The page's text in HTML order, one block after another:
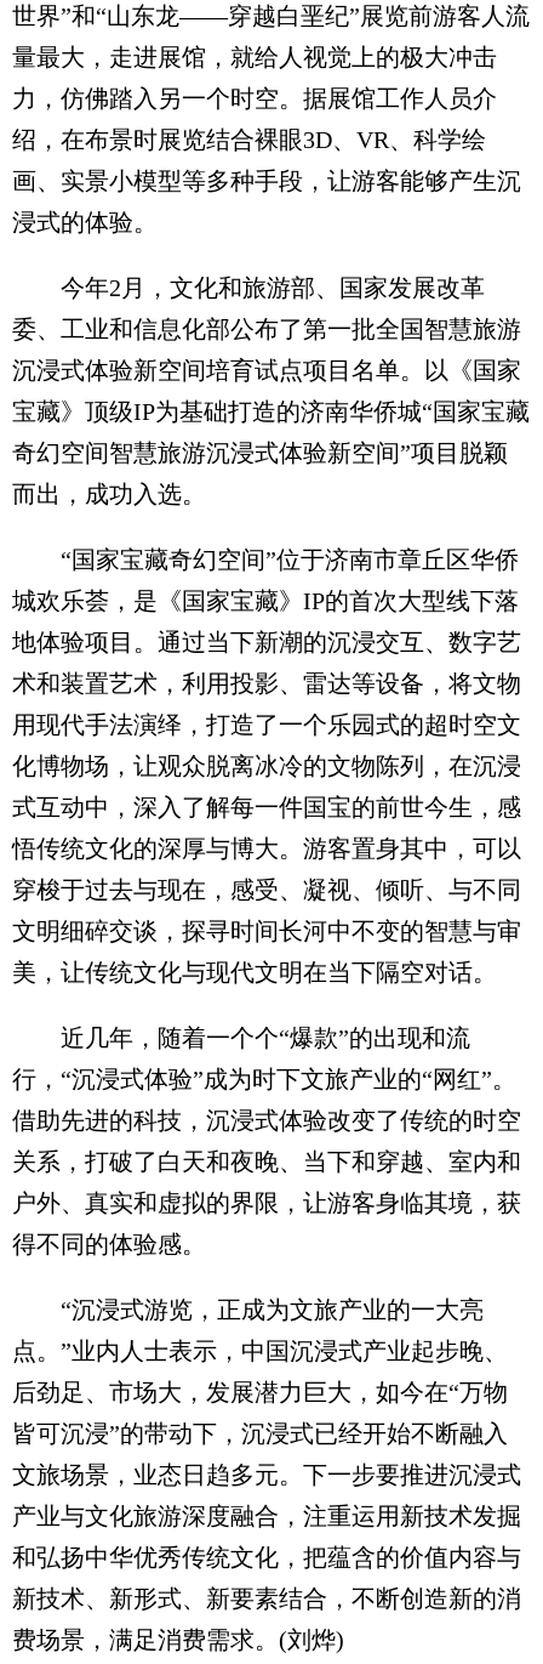
世界”和“山东龙——穿越白垩纪”展览前游客人流
量最大，走进展馆，就给人视觉上的极大冲击
力，仿佛踏入另一个时空。据展馆工作人员介
绍，在布景时展览结合裸眼3D、VR、科学绘
画、实景小模型等多种手段，让游客能够产生沉
浸式的体验。
今年2月，文化和旅游部、国家发展改革
委、工业和信息化部公布了第一批全国智慧旅游
沉浸式体验新空间培育试点项目名单。以《国家
宝藏》顶级IP为基础打造的济南华侨城“国家宝藏
奇幻空间智慧旅游沉浸式体验新空间”项目脱颖
而出，成功入选。
“国家宝藏奇幻空间”位于济南市章丘区华侨
城欢乐荟，是《国家宝藏》IP的首次大型线下落
地体验项目。通过当下新潮的沉浸交互、数字艺
术和装置艺术，利用投影、雷达等设备，将文物
用现代手法演绎，打造了一个乐园式的超时空文
化博物场，让观众脱离冰冷的文物陈列，在沉浸
式互动中，深入了解每一件国宝的前世今生，感
悟传统文化的深厚与博大。游客置身其中，可以
穿梭于过去与现在，感受、凝视、倾听、与不同
文明细碎交谈，探寻时间长河中不变的智慧与审
美，让传统文化与现代文明在当下隔空对话。
近几年，随着一个个“爆款”的出现和流
行，“沉浸式体验”成为时下文旅产业的“网红”。
借助先进的科技，沉浸式体验改变了传统的时空
关系，打破了白天和夜晚、当下和穿越、室内和
户外、真实和虚拟的界限，让游客身临其境，获
得不同的体验感。
“沉浸式游览，正成为文旅产业的一大亮
点。”业内人士表示，中国沉浸式产业起步晚、
后劲足、市场大，发展潜力巨大，如今在“万物
皆可沉浸”的带动下，沉浸式已经开始不断融入
文旅场景，业态日趋多元。下一步要推进沉浸式
产业与文化旅游深度融合，注重运用新技术发掘
和弘扬中华优秀传统文化，把蕴含的价值内容与
新技术、新形式、新要素结合，不断创造新的消
费场景，满足消费需求。(刘烨)